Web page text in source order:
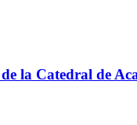
la Catedral de